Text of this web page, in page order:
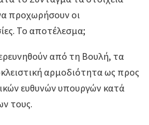
προχωρήσουν οι
Το αποτέλεσμα;
από τη Βουλή, τα
αρμοδιότητα ως προς
ευθυνών υπουργών κατά
τους.